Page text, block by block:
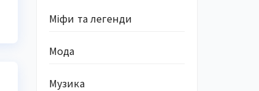
Міфи та легенди
Мода
Музика